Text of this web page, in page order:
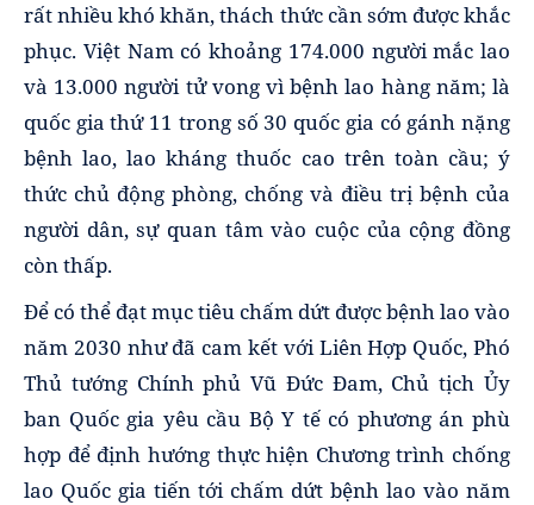
rất nhiều khó khăn, thách thức cần sớm được khắc
phục. Việt Nam có khoảng 174.000 người mắc lao
và 13.000 người tử vong vì bệnh lao hàng năm; là
quốc gia thứ 11 trong số 30 quốc gia có gánh nặng
bệnh lao, lao kháng thuốc cao trên toàn cầu; ý
thức chủ động phòng, chống và điều trị bệnh của
người dân, sự quan tâm vào cuộc của cộng đồng
còn thấp.
Để có thể đạt mục tiêu chấm dứt được bệnh lao vào
năm 2030 như đã cam kết với Liên Hợp Quốc, Phó
Thủ tướng Chính phủ Vũ Đức Đam, Chủ tịch Ủy
ban Quốc gia yêu cầu Bộ Y tế có phương án phù
hợp để định hướng thực hiện Chương trình chống
lao Quốc gia tiến tới chấm dứt bệnh lao vào năm